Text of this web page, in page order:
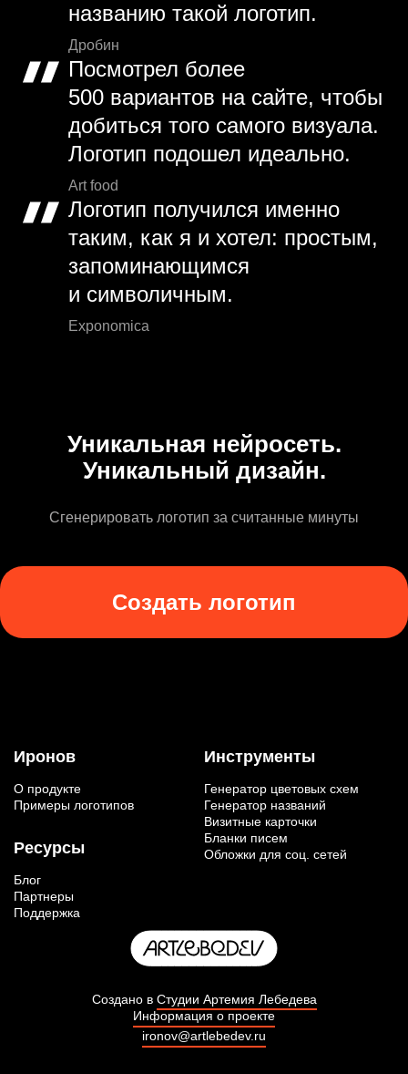
названию такой логотип.
Дробин
Посмотрел более
500 вариантов на сайте, чтобы
добиться того самого визуала.
Логотип подошел идеально.
Art food
Логотип получился именно
таким, как я и хотел: простым,
запоминающимся
и символичным.
Exponomica
Уникальная нейросеть.
Уникальный дизайн.
Сгенерировать логотип за считанные минуты
Создать логотип
Иронов
О продукте
Примеры логотипов
Ресурсы
Блог
Партнеры
Поддержка
Инструменты
Генератор цветовых схем
Генератор названий
Визитные карточки
Бланки писем
Обложки для соц. сетей
Создано в Студии Артемия Лебедева
Информация о проекте
ironov@artlebedev.ru